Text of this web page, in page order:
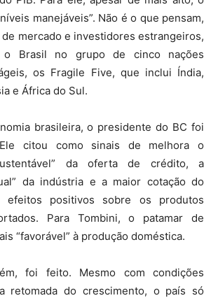
manejáveis”. Não é o que pensam,
mercado e investidores estrangeiros,
o Brasil no grupo de cinco nações
os Fragile Five, que inclui Índia,
e África do Sul.
brasileira, o presidente do BC foi
citou como sinais de melhora o
da oferta de crédito, a
da indústria e a maior cotação do
efeitos positivos sobre os produtos
Para Tombini, o patamar de
“favorável” à produção doméstica.
foi feito. Mesmo com condições
retomada do crescimento, o país só